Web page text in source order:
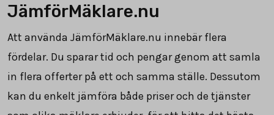
JämförMäklare.nu
Att använda JämförMäklare.nu innebär flera
fördelar. Du sparar tid och pengar genom att samla
in flera offerter på ett och samma ställe. Dessutom
kan du enkelt jämföra både priser och de tjänster